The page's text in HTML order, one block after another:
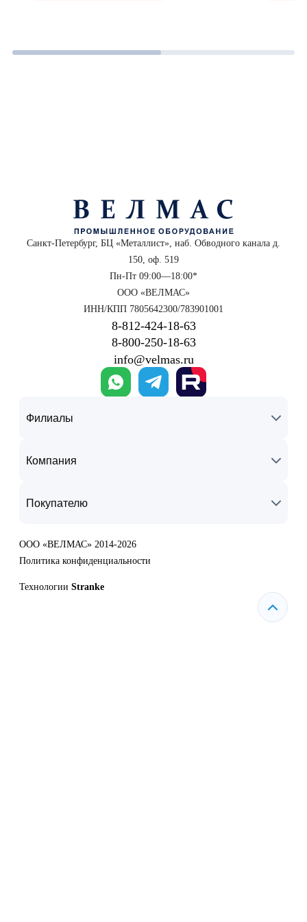
Санкт-Петербург, БЦ «Металлист», наб. Обводного канала д.
150, оф. 519
Пн-Пт 09:00—18:00*
ООО «ВЕЛМАС»
ИНН/КПП 7805642300/783901001
8‑812‑424‑18‑63
8‑800‑250‑18‑63
info@velmas.ru
Филиалы
Компания
Покупателю
ООО «ВЕЛМАС» 2014-2026
Политика конфиденциальности
Технологии Stranke